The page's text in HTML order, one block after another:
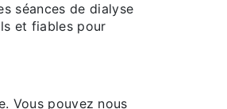
séances de dialyse
et fiables pour
Vous pouvez nous